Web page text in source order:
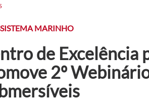
MARINHO
de Excelência
2º